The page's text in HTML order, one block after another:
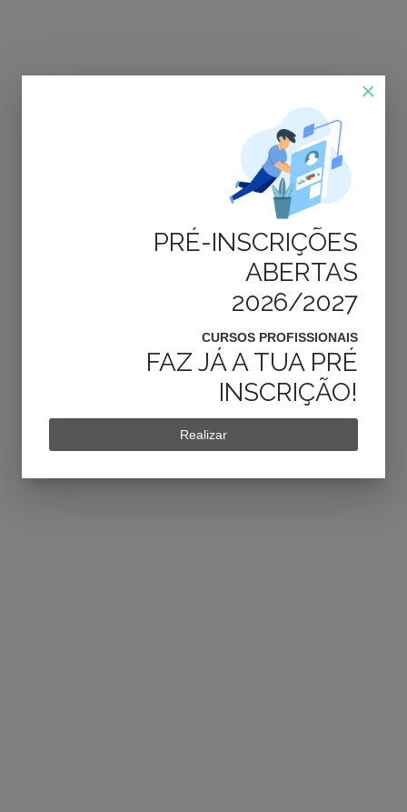
×
PRÉ-INSCRIÇÕES
ABERTAS
2026/2027
CURSOS PROFISSIONAIS
FAZ JÁ A TUA PRÉ
INSCRIÇÃO!
Realizar